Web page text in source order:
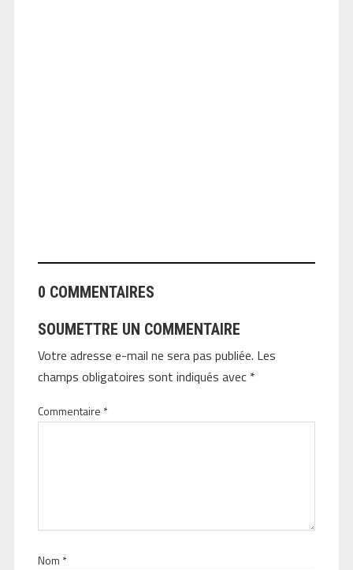
0 COMMENTAIRES
SOUMETTRE UN COMMENTAIRE
Votre adresse e-mail ne sera pas publiée. Les
champs obligatoires sont indiqués avec *
Commentaire *
Nom *